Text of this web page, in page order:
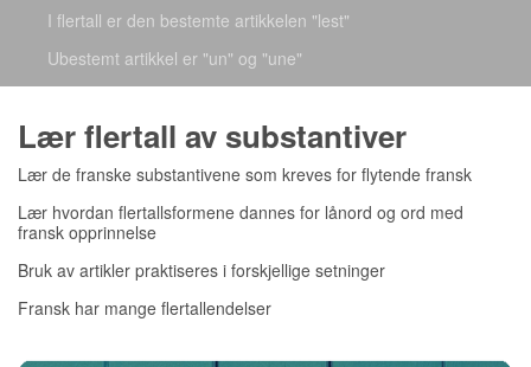
I flertall er den bestemte artikkelen "lest"
Ubestemt artikkel er "un" og "une"
Lær flertall av substantiver
Lær de franske substantivene som kreves for flytende fransk
Lær hvordan flertallsformene dannes for lånord og ord med
fransk opprinnelse
Bruk av artikler praktiseres i forskjellige setninger
Fransk har mange flertallendelser